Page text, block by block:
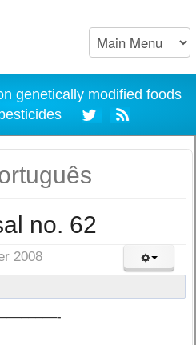
genetically modified foods
no. 62
2008